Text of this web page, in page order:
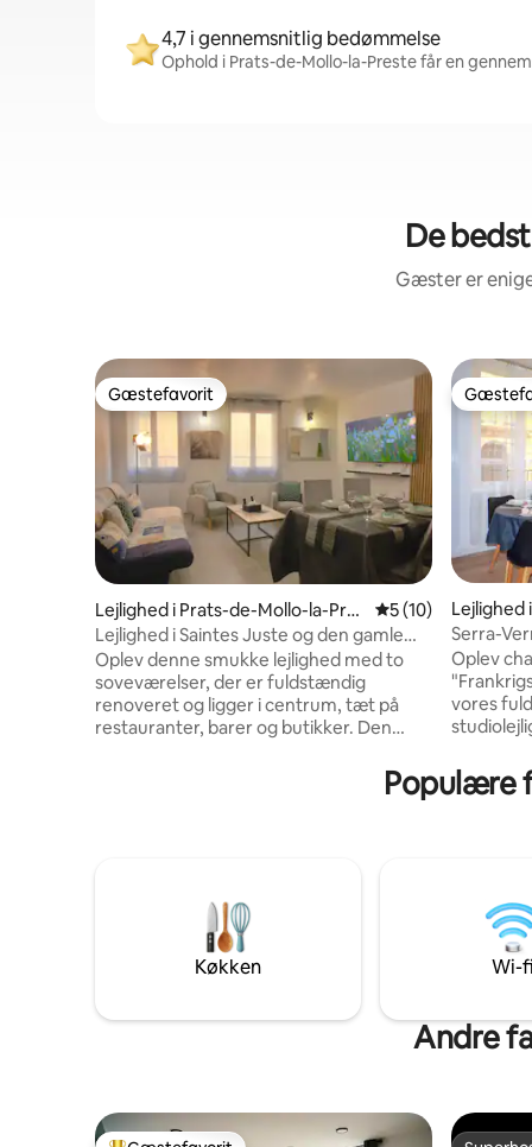
4,7 i gennemsnitlig bedømmelse
Ophold i Prats-de-Mollo-la-Preste får en
De
Gæster er
Gæstefavorit
Gæstefavorit
Lejlighed i Prats-de-Mollo-la-Pres
te
5 ud af 5 i
5 (10)
Lejlighed i Saintes Juste og den gamle
bydel i Rufine
Oplev denne smukke lejlighed med to
soveværelser, der er fuldstændig
renoveret og ligger i centrum, tæt på
restauranter, barer og butikker. Den
stort tv, åbner op til et moderne køkken.
værelse er udstyret med et tilsluttet tv.
Kom og oplev Prats-de-Mollo, den
smukkeste landsby i Frankrig.
Lejlighed
reste
Serra-
Oplev
vores
studiolejlighed. Denne
naturlig
være de
Denne
Populære
Køkken Wi-fi
Andre